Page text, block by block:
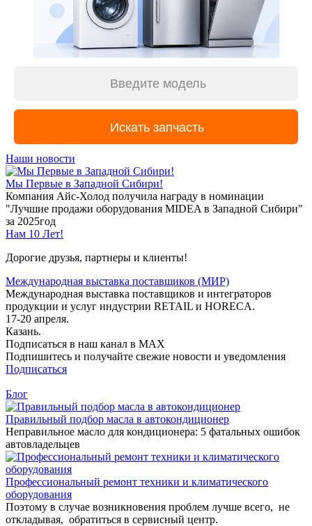
Наши новости
Мы Первые в Западной Сибири!
Компания Айс-Холод получила награду в номинации
"Лучшие продажи оборудования MIDEA в Западной Сибири"
за 2025год
Нам 10 Лет!
Дорогие друзья, партнеры и клиенты!
Международная выставка поставщиков (МИР)
Международная выставка поставщиков и интеграторов
продукции и услуг индустрии RETAIL и HORECA.
17-20 апреля.
Казань.
Подписаться в наш канал в MAX
Подпишитесь и получайте свежие новости и уведомления
Подписаться
Блог
Правильный подбор масла в автокондиционер
Неправильное масло для кондиционера: 5 фатальных ошибок
автовладельцев
Профессиональный ремонт техники и климатического
оборудования
Поэтому в случае возникновения проблем лучше всего, не
откладывая, обратиться в сервисный центр.